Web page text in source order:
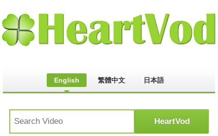
English 繁體中文 日本語